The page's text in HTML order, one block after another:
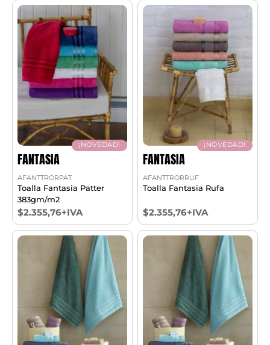
¡NOVEDAD!
FANTASIA
AFANTTRORPAT
Toalla Fantasia Patter
383gm/m2
$2.355,76+IVA
¡NOVEDAD!
FANTASIA
AFANTTRORRUF
Toalla Fantasia Rufa
$2.355,76+IVA